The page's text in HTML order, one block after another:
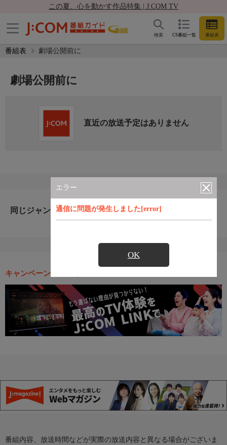
この夏、心を動かす作品特集 | J:COM TV
CS番組一覧 番組表
検索
番組表 劇場公開前に
エラー
通信に問題が発生しました[error]
OK
劇場公開前に
直近の放送予定はありません
同じジャンルのおすすめ番組
キャンペーン・お得な情報
番組内容、放送時間などが実際の放送内容と異なる場合がございま